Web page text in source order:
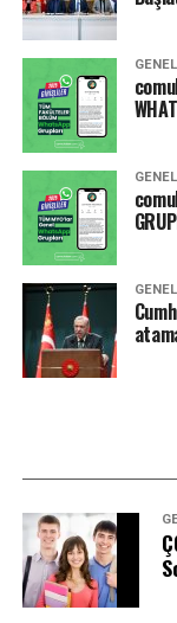
belirlenmesine
Kaynak: GENEL
GENEL
GENEL